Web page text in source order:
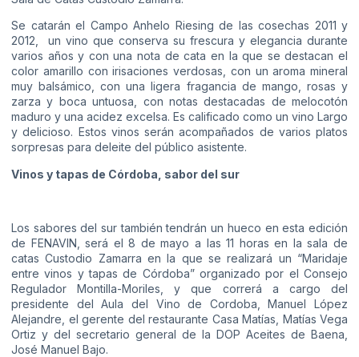
Se catarán el Campo Anhelo Riesing de las cosechas 2011 y
2012, un vino que conserva su frescura y elegancia durante
varios años y con una nota de cata en la que se destacan el
color amarillo con irisaciones verdosas, con un aroma mineral
muy balsámico, con una ligera fragancia de mango, rosas y
zarza y boca untuosa, con notas destacadas de melocotón
maduro y una acidez excelsa. Es calificado como un vino Largo
y delicioso. Estos vinos serán acompañados de varios platos
sorpresas para deleite del público asistente.
Vinos y tapas de Córdoba, sabor del sur
Los sabores del sur también tendrán un hueco en esta edición
de FENAVIN, será el 8 de mayo a las 11 horas en la sala de
catas Custodio Zamarra en la que se realizará un “Maridaje
entre vinos y tapas de Córdoba” organizado por el Consejo
Regulador Montilla-Moriles, y que correrá a cargo del
presidente del Aula del Vino de Cordoba, Manuel López
Alejandre, el gerente del restaurante Casa Matías, Matías Vega
Ortiz y del secretario general de la DOP Aceites de Baena,
José Manuel Bajo.